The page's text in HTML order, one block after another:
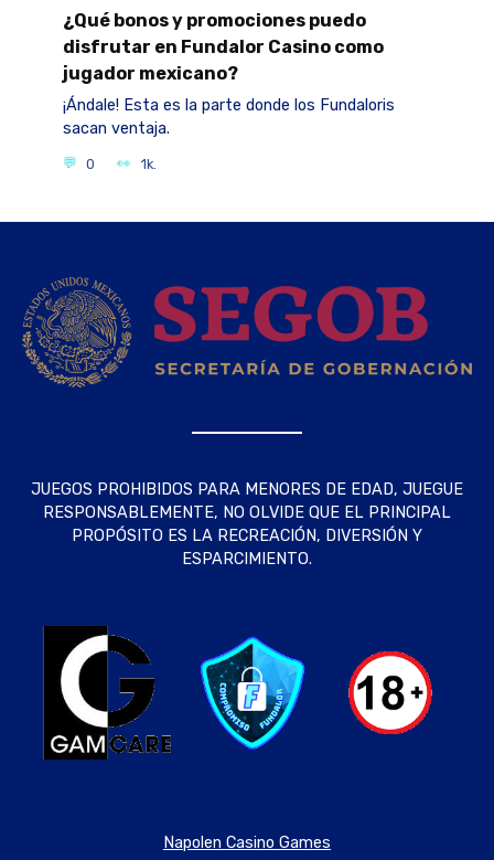
¿Qué bonos y promociones puedo
disfrutar en Fundalor Casino como
jugador mexicano?
¡Ándale! Esta es la parte donde los Fundaloris
sacan ventaja.
0 1k.
JUEGOS PROHIBIDOS PARA MENORES DE EDAD, JUEGUE
RESPONSABLEMENTE, NO OLVIDE QUE EL PRINCIPAL
PROPÓSITO ES LA RECREACIÓN, DIVERSIÓN Y
ESPARCIMIENTO.
Napolen Casino Games